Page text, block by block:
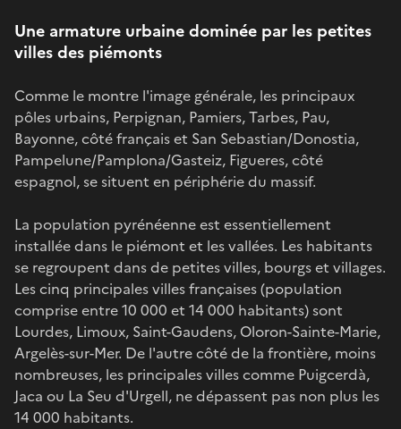
Une armature urbaine dominée par les petites
villes des piémonts
Comme le montre l'image générale, les principaux
pôles urbains, Perpignan, Pamiers, Tarbes, Pau,
Bayonne, côté français et San Sebastian/Donostia,
Pampelune/Pamplona/Gasteiz, Figueres, côté
espagnol, se situent en périphérie du massif.
La population pyrénéenne est essentiellement
installée dans le piémont et les vallées. Les habitants
se regroupent dans de petites villes, bourgs et villages.
Les cinq principales villes françaises (population
comprise entre 10 000 et 14 000 habitants) sont
Lourdes, Limoux, Saint-Gaudens, Oloron-Sainte-Marie,
Argelès-sur-Mer. De l'autre côté de la frontière, moins
nombreuses, les principales villes comme Puigcerdà,
Jaca ou La Seu d'Urgell, ne dépassent pas non plus les
14 000 habitants.